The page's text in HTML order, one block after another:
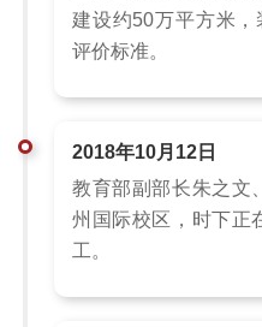
建设约50万平方米
评价标准。
2018年10月12日
教育部副部长朱之文
州国际校区，时下正
工。